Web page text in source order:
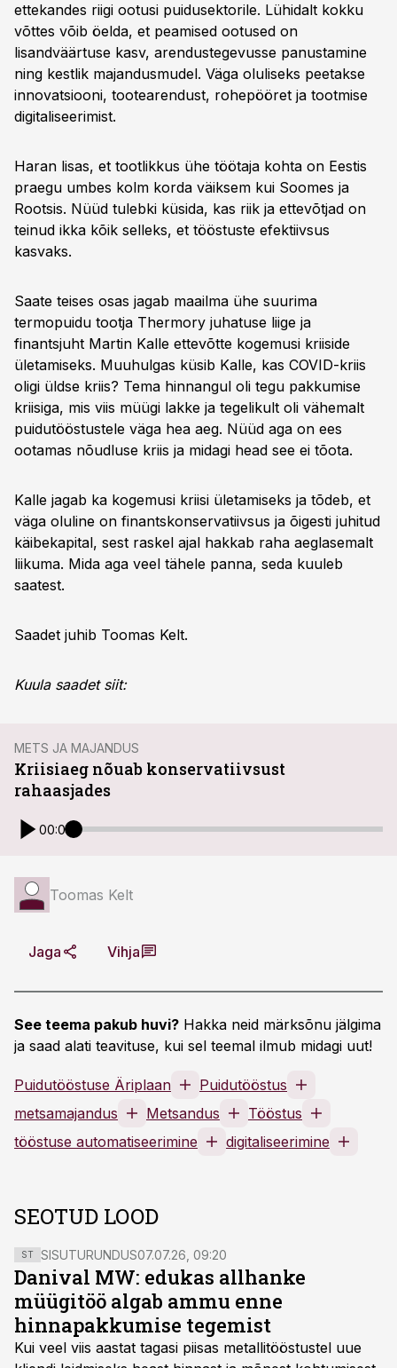
ettekandes riigi ootusi puidusektorile. Lühidalt kokku
võttes võib öelda, et peamised ootused on
lisandväärtuse kasv, arendustegevusse panustamine
ning kestlik majandusmudel. Väga oluliseks peetakse
innovatsiooni, tootearendust, rohepööret ja tootmise
digitaliseerimist.
Haran lisas, et tootlikkus ühe töötaja kohta on Eestis
praegu umbes kolm korda väiksem kui Soomes ja
Rootsis. Nüüd tulebki küsida, kas riik ja ettevõtjad on
teinud ikka kõik selleks, et tööstuste efektiivsus
kasvaks.
Saate teises osas jagab maailma ühe suurima
termopuidu tootja Thermory juhatuse liige ja
finantsjuht Martin Kalle ettevõtte kogemusi kriiside
ületamiseks. Muuhulgas küsib Kalle, kas COVID-kriis
oligi üldse kriis? Tema hinnangul oli tegu pakkumise
kriisiga, mis viis müügi lakke ja tegelikult oli vähemalt
puidutööstustele väga hea aeg. Nüüd aga on ees
ootamas nõudluse kriis ja midagi head see ei tõota.
Kalle jagab ka kogemusi kriisi ületamiseks ja tõdeb, et
väga oluline on finantskonservatiivsus ja õigesti juhitud
käibekapital, sest raskel ajal hakkab raha aeglasemalt
liikuma. Mida aga veel tähele panna, seda kuuleb
saatest.
Saadet juhib Toomas Kelt.
Kuula saadet siit:
METS JA MAJANDUS
Kriisiaeg nõuab konservatiivsust
rahaasjades
00:00
Toomas Kelt
Jaga Vihja
See teema pakub huvi? Hakka neid märksõnu jälgima
ja saad alati teavituse, kui sel teemal ilmub midagi uut!
Puidutööstuse Äriplaan
Puidutööstus
metsamajandus
Metsandus
Tööstus
tööstuse automatiseerimine
digitaliseerimine
SEOTUD LOOD
ST SISUTURUNDUS07.07.26, 09:20
Danival MW: edukas allhanke
müügitöö algab ammu enne
hinnapakkumise tegemist
Kui veel viis aastat tagasi piisas metallitööstustel uue